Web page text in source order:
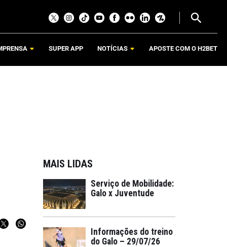
SUPER APP NOTÍCIAS APOSTE COM O H2BET
MAIS LIDAS
Serviço de Mobilidade:
Galo x Juventude
Informações do treino
do Galo – 29/07/26